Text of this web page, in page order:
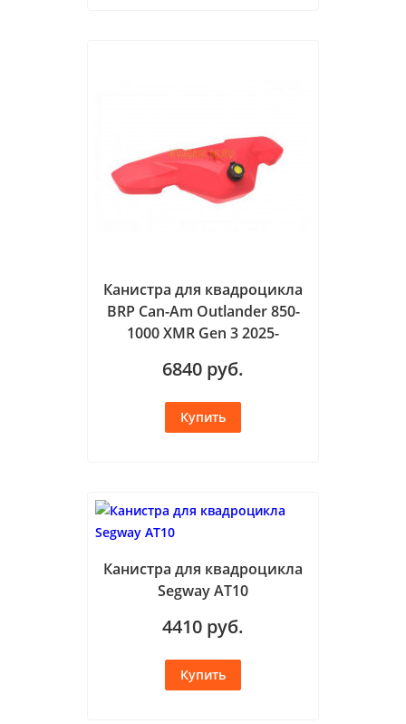
Канистра для квадроцикла
BRP Can-Am Outlander 850-
1000 XMR Gen 3 2025-
6840 руб.
Канистра для квадроцикла
Segway AT10
4410 руб.